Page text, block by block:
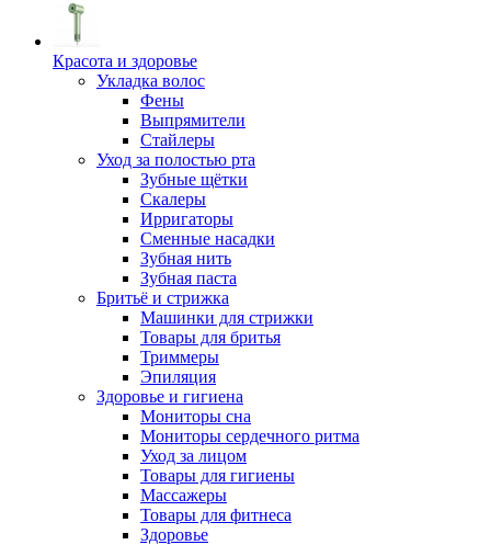
Красота и здоровье
Укладка волос
Фены
Выпрямители
Стайлеры
Уход за полостью рта
Зубные щётки
Скалеры
Ирригаторы
Сменные насадки
Зубная нить
Зубная паста
Бритьё и стрижка
Машинки для стрижки
Товары для бритья
Триммеры
Эпиляция
Здоровье и гигиена
Мониторы сна
Мониторы сердечного ритма
Уход за лицом
Товары для гигиены
Массажеры
Товары для фитнеса
Здоровье